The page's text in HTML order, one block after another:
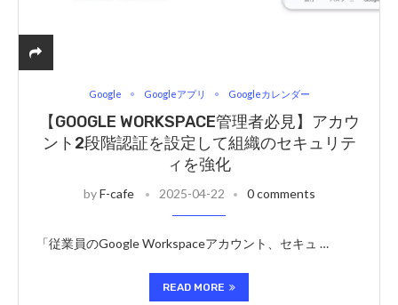
Google Googleアプリ Googleカレンダー
【GOOGLE WORKSPACE管理者必見】アカウ
ント2段階認証を設定して組織のセキュリテ
ィを強化
byF-cafe 2025-04-22 0 comments
「従業員のGoogle Workspaceアカウント、セキュ …
READ MORE